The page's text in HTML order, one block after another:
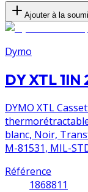
Ajouter à la
Dymo
DY XTL
DYMO XTL
blanc, Noir,
M-81531, MIL-
Référence
1868811